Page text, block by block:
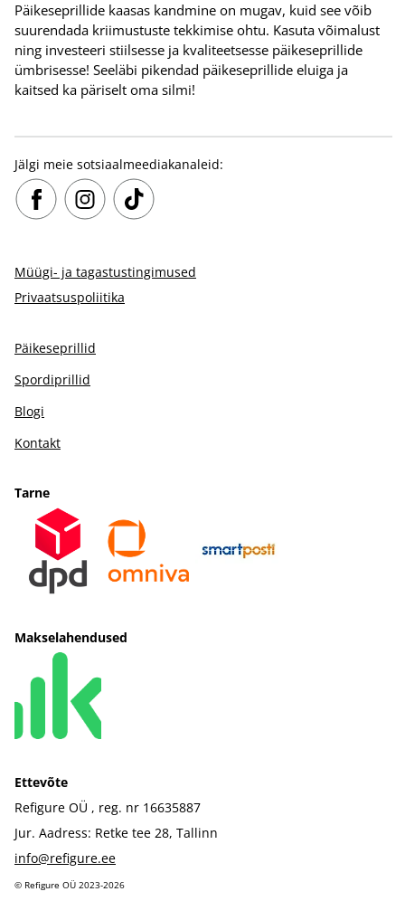
Päikeseprillide kaasas kandmine on mugav, kuid see võib
suurendada kriimustuste tekkimise ohtu. Kasuta võimalust
ning investeeri stiilsesse ja kvaliteetsesse päikeseprillide
ümbrisesse! Seeläbi pikendad päikeseprillide eluiga ja
kaitsed ka päriselt oma silmi!
Jälgi meie sotsiaalmeediakanaleid:
Müügi- ja tagastustingimused
Privaatsuspoliitika
Päikeseprillid
Spordiprillid
Blogi
Kontakt
Tarne
Makselahendused
Ettevõte
Refigure OÜ , reg. nr 16635887
Jur. Aadress: Retke tee 28, Tallinn
info@refigure.ee
©️ Refigure OÜ 2023-2026